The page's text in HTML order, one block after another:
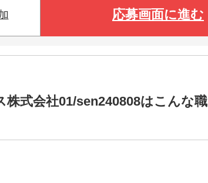
応募画面に進む
式会社01/sen240808はこんな職